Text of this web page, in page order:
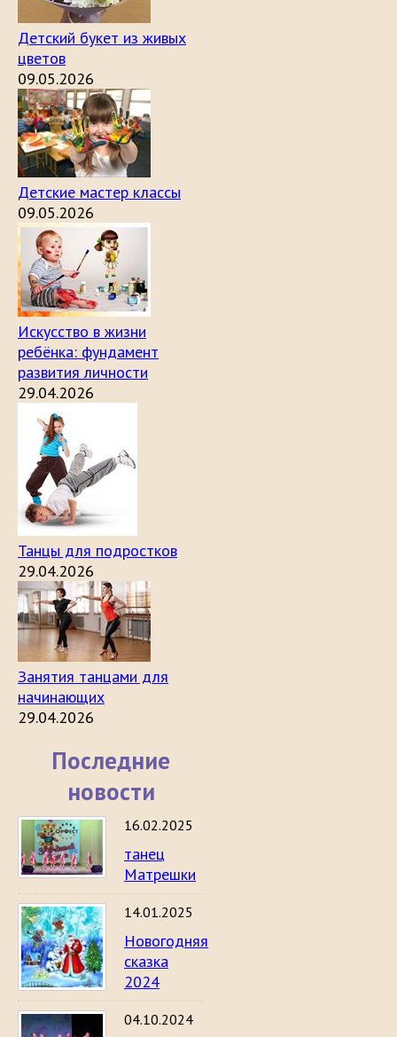
Детский букет из живых
цветов
09.05.2026
Детские мастер классы
09.05.2026
Искусство в жизни
ребёнка: фундамент
развития личности
29.04.2026
Танцы для подростков
29.04.2026
Занятия танцами для
начинающих
29.04.2026
Последние
новости
16.02.2025
танец
Матрешки
14.01.2025
Новогодняя
сказка
2024
04.10.2024